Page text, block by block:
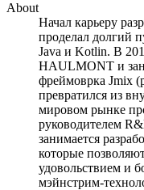
About
Начал карьеру
проделал долгий
Java и Kotlin. В
HAULMONT и
фреймоврка Jmix
превратился из
мировом рынке
руководителем
занимается
которые
удовольствием и
мэйнстрим-